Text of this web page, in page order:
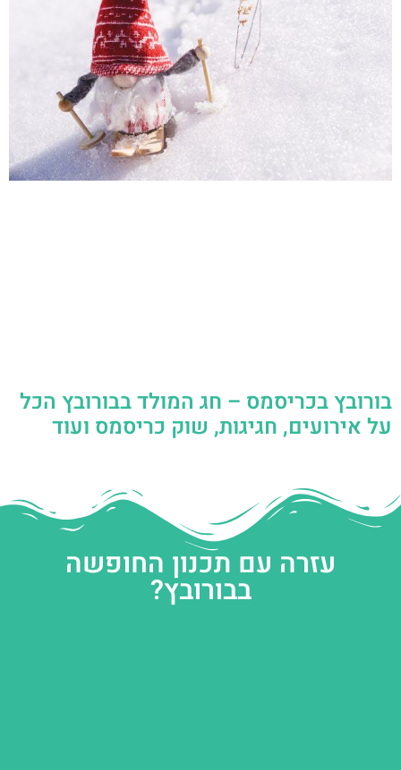
בורובץ בכריסמס – חג המולד בבורובץ הכל
על אירועים, חגיגות, שוק כריסמס ועוד
עזרה עם תכנון החופשה
בבורובץ?